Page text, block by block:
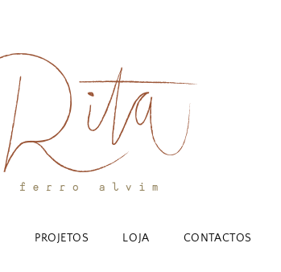
PROJETOS LOJA CONTACTOS